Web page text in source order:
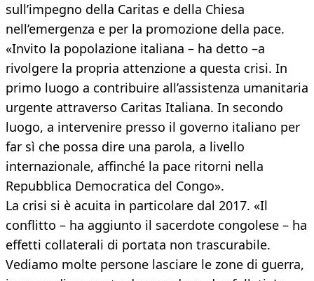
sull’impegno della Caritas e della Chiesa
nell’emergenza e per la promozione della pace.
«Invito la popolazione italiana – ha detto –a
rivolgere la propria attenzione a questa crisi. In
primo luogo a contribuire all’assistenza umanitaria
urgente attraverso Caritas Italiana. In secondo
luogo, a intervenire presso il governo italiano per
far sì che possa dire una parola, a livello
internazionale, affinché la pace ritorni nella
Repubblica Democratica del Congo».
La crisi si è acuita in particolare dal 2017. «Il
conflitto – ha aggiunto il sacerdote congolese – ha
effetti collaterali di portata non trascurabile.
Vediamo molte persone lasciare le zone di guerra,